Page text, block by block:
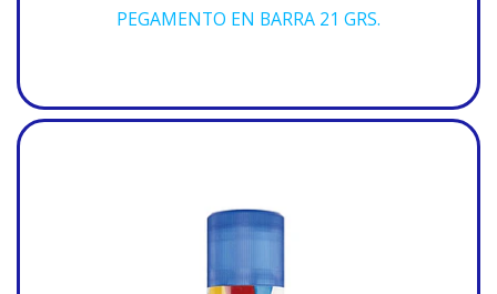
PEGAMENTO EN BARRA 21 GRS.